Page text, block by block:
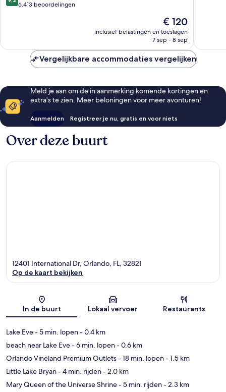
van6.413 beoordelingen
De
prijs
is
€ 120
inclusief belastingen en toeslagen
7 sep - 8 sep
Vergelijkbare accommodaties vergelijken
Meld je aan om de in aanmerking komende kortingen en
extra's te zien. Meer beloningen voor meer avonturen!
Aanmelden Registreer je nu, gratis en voor niets
Over deze buurt
Kaart
12401 International Dr, Orlando, FL, 32821
Op de kaart bekijken
In de buurt Lokaal vervoer Restaurants
Lake Eve- 5 min. lopen- 0.4 km
beach near Lake Eve- 6 min. lopen- 0.6 km
Orlando Vineland Premium Outlets- 18 min. lopen- 1.5 km
Little Lake Bryan- 4 min. rijden- 2.0 km
Mary Queen of the Universe Shrine- 5 min. rijden- 2.3 km